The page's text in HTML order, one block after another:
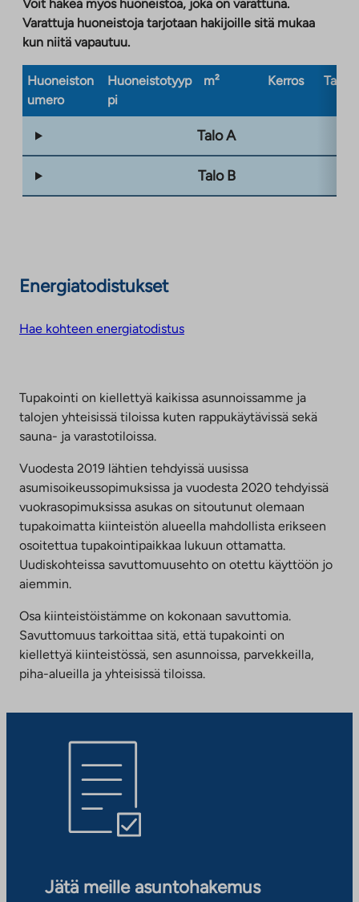
Voit hakea myös huoneistoa, joka on varattuna.
Varattuja huoneistoja tarjotaan hakijoille sitä mukaa
kun niitä vapautuu.
Huoneiston
umero
Huoneistotyyp
pi
m² Kerros
Talo A
Talo B
Energiatodistukset
Hae kohteen energiatodistus
Tupakointi on kiellettyä kaikissa asunnoissamme ja
talojen yhteisissä tiloissa kuten rappukäytävissä sekä
sauna- ja varastotiloissa.
Vuodesta 2019 lähtien tehdyissä uusissa
asumisoikeussopimuksissa ja vuodesta 2020 tehdyissä
vuokrasopimuksissa asukas on sitoutunut olemaan
tupakoimatta kiinteistön alueella mahdollista erikseen
osoitettua tupakointipaikkaa lukuun ottamatta.
Uudiskohteissa savuttomuusehto on otettu käyttöön jo
aiemmin.
Osa kiinteistöistämme on kokonaan savuttomia.
Savuttomuus tarkoittaa sitä, että tupakointi on
kiellettyä kiinteistössä, sen asunnoissa, parvekkeilla,
piha-alueilla ja yhteisissä tiloissa.
Jätä meille asuntohakemus